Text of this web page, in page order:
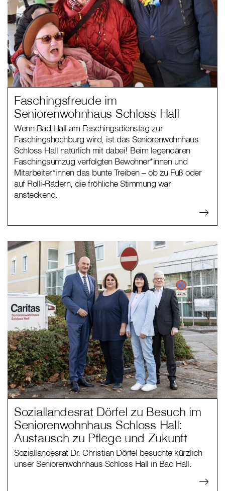
Faschingsfreude im
Seniorenwohnhaus Schloss Hall
Wenn Bad Hall am Faschingsdienstag zur
Faschingshochburg wird, ist das Seniorenwohnhaus
Schloss Hall natürlich mit dabei! Beim legendären
Faschingsumzug verfolgten Bewohner*innen und
Mitarbeiter*innen das bunte Treiben – ob zu Fuß oder
auf Rolli-Rädern, die fröhliche Stimmung war
ansteckend.
Soziallandesrat Dörfel zu Besuch im
Seniorenwohnhaus Schloss Hall:
Austausch zu Pflege und Zukunft
Soziallandesrat Dr. Christian Dörfel besuchte kürzlich
unser Seniorenwohnhaus Schloss Hall in Bad Hall.